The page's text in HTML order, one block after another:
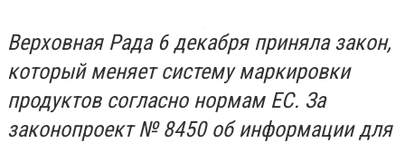
Верховная Рада 6 декабря приняла закон,
который меняет систему маркировки
продуктов согласно нормам ЕС. За
законопроект № 8450 об информации для